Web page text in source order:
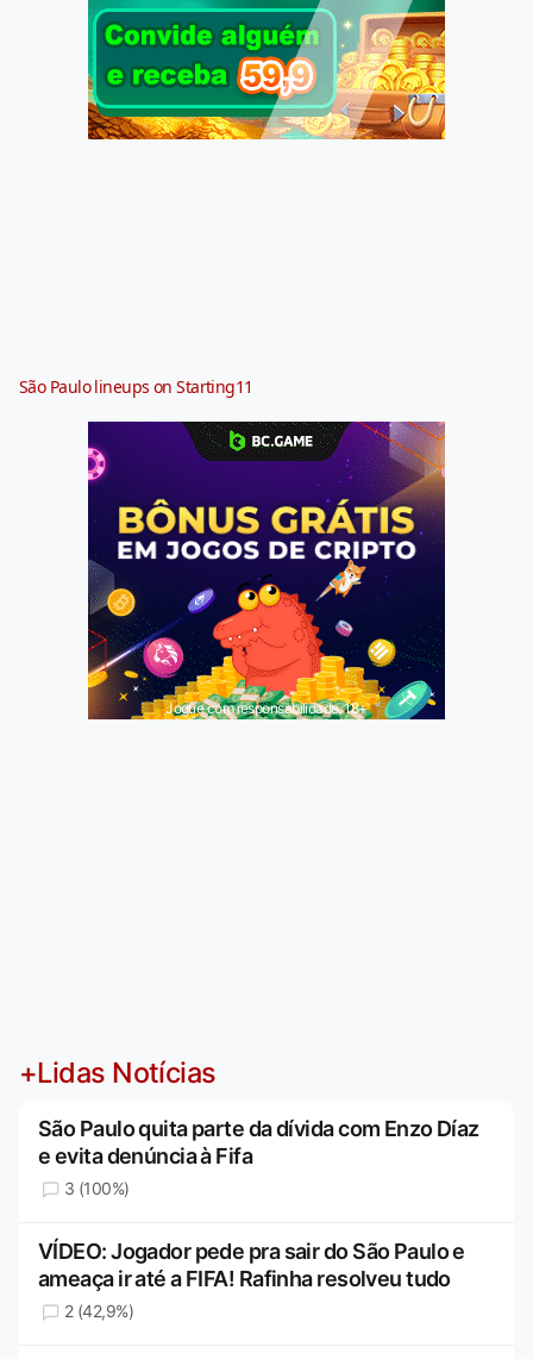
São Paulo lineups on Starting11
Jogue com responsabilidade. 18+
+Lidas Notícias
São Paulo quita parte da dívida com Enzo Díaz
e evita denúncia à Fifa
3 (100%)
VÍDEO: Jogador pede pra sair do São Paulo e
ameaça ir até a FIFA! Rafinha resolveu tudo
2 (42,9%)